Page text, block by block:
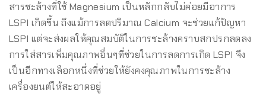
สารชะล้างที่ใช้ Magnesium เป็นหลักกลับไม่ค่อยมีอาการ
LSPI เกิดขึ้น ถึงแม้การลดปริมาณ Calcium จะช่วยแก้ปัญหา
LSPI แต่จะส่งผลให้คุณสมบัติในการชะล้างคราบสกปรกลดลง
การใส่สารเพิ่มคุณภาพอื่นๆที่ช่วยในการลดการเกิด LSPI จึง
เป็นอีกทางเลือกหนึ่งที่ช่วยให้ยังคงคุณภาพในการชะล้าง
เครื่องยนต์ให้สะอาดอยู่